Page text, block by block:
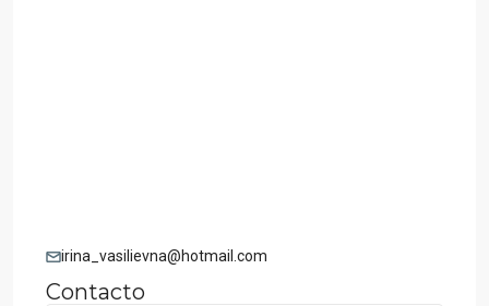
irina_vasilievna@hotmail.com
Contacto